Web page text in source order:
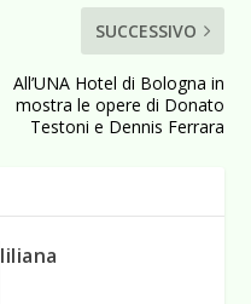
SUCCESSIVO
All’UNA Hotel di Bologna in
mostra le opere di Donato
Testoni e Dennis Ferrara
liliana